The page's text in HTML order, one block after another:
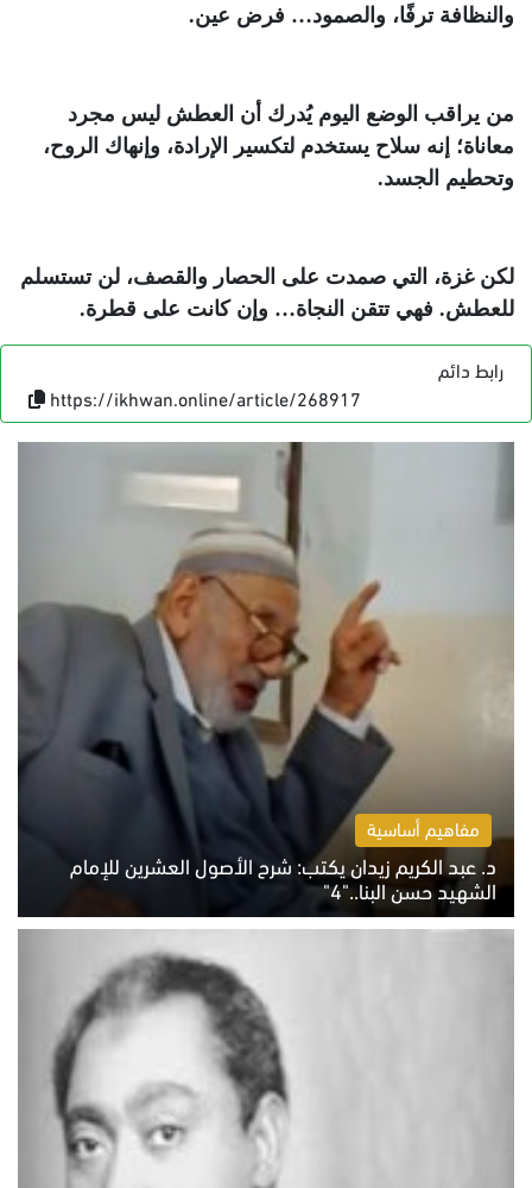
والنظافة ترفًا، والصمود… فرض عين.
من يراقب الوضع اليوم يُدرك أن العطش ليس مجرد
معاناة؛ إنه سلاح يستخدم لتكسير الإرادة، وإنهاك الروح،
وتحطيم الجسد.
لكن غزة، التي صمدت على الحصار والقصف، لن تستسلم
للعطش. فهي تتقن النجاة… وإن كانت على قطرة.
رابط دائم
https://ikhwan.online/article/268917
مفاهيم أساسية
د. عبد الكريم زيدان يكتب: شرح الأصول العشرين للإمام
الشهيد حسن البنا.."4"
الخميس 6 أغسطس 2026 10:27 ص